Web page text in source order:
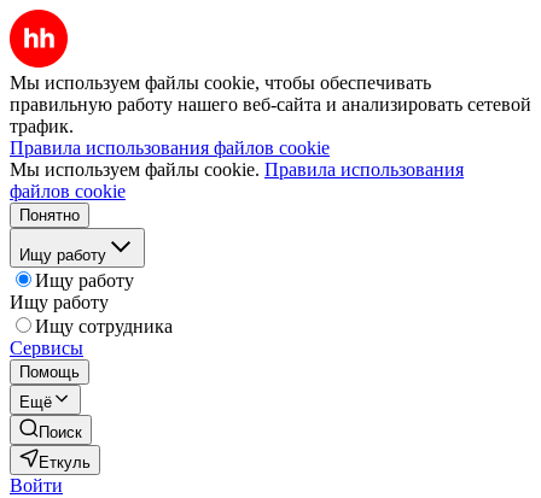
Мы используем файлы cookie, чтобы обеспечивать
правильную работу нашего веб-сайта и анализировать сетевой
трафик.
Правила использования файлов cookie
Мы используем файлы cookie. Правила использования
файлов cookie
Понятно
Ищу работу
Ищу работу
Ищу работу
Ищу сотрудника
Сервисы
Помощь
Ещё
Поиск
Еткуль
Войти